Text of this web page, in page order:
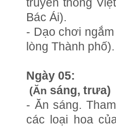
Bác Ái).
- Dạo chơi
lòng Thành
Ngày 05:
(Ăn sáng, trưa)
- Ăn sáng.
các loại hoa